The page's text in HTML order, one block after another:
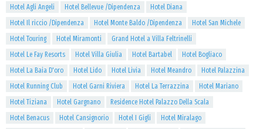
Hotel Agli Angeli
Hotel Bellevue /Dipendenza
Hotel Diana
Hotel Il riccio /Dipendenza
Hotel Monte Baldo /Dipendenza
Hotel San Michele
Hotel Touring
Hotel Miramonti
Grand Hotel a Villa Feltrinelli
Hotel Le Fay Resorts
Hotel Villa Giulia Hotel Bartabel
Hotel Bogliaco
Hotel La Baia D'oro
Hotel Lido Hotel Livia Hotel Meandro
Hotel Palazzina
Hotel Running Club
Hotel Garni Riviera Hotel La Terrazzina
Hotel Mariano
Hotel Tiziana
Hotel Gargnano
Residence Hotel Palazzo Della Scala
Hotel Benacus
Hotel Cansignorio Hotel I Gigli
Hotel Miralago